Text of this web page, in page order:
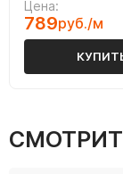
Цена:
789руб./м